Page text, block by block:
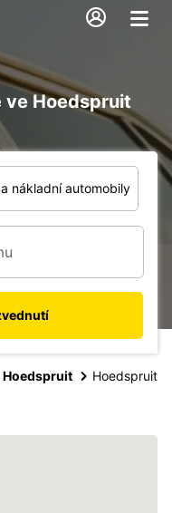
ve Hoedspruit
nákladní automobily
Hoedspruit Hoedspruit